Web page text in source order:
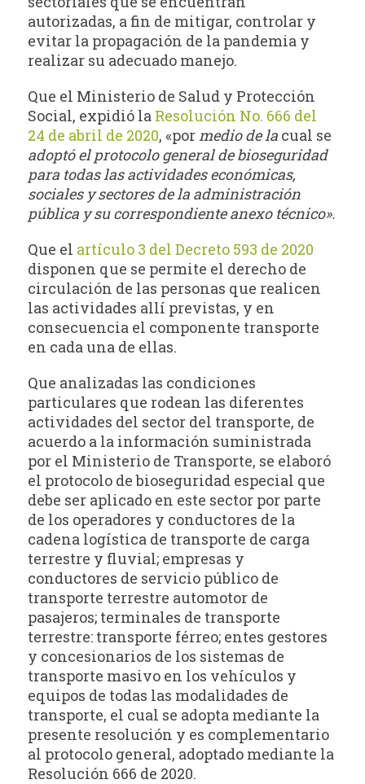
autorizadas, a fin de mitigar, controlar y
evitar la propagación de la pandemia y
realizar su adecuado manejo.
Que el Ministerio de Salud y Protección
Social, expidió la Resolución No. 666 del
24 de abril de 2020, «por medio de la cual se
adoptó el protocolo general de bioseguridad
para todas las actividades económicas,
sociales y sectores de la administración
pública y sucorrespondiente anexo técnico».
Que el artículo 3 del Decreto 593 de 2020
disponen que se permite el derecho de
circulación de las personas que realicen
las actividades allí previstas, y en
consecuencia el componente transporte
en cada una de ellas.
Que analizadas las condiciones
particulares que rodean las diferentes
actividades del sector del transporte, de
acuerdo a la información suministrada
por el Ministerio de Transporte, se elaboró
el protocolo de bioseguridad especial que
debe ser aplicado en este sector por parte
de los operadores y conductores de la
cadena logística de transporte de carga
terrestre y fluvial; empresas y
conductores de servicio público de
transporte terrestre automotor de
pasajeros; terminales de transporte
terrestre: transporte férreo; entes gestores
y concesionarios de los sistemas de
transporte masivo en los vehículos y
equipos de todas las modalidades de
transporte, el cual se adopta mediante la
presente resolución y es complementario
al protocolo general, adoptado mediante la
Resolución 666 de 2020.